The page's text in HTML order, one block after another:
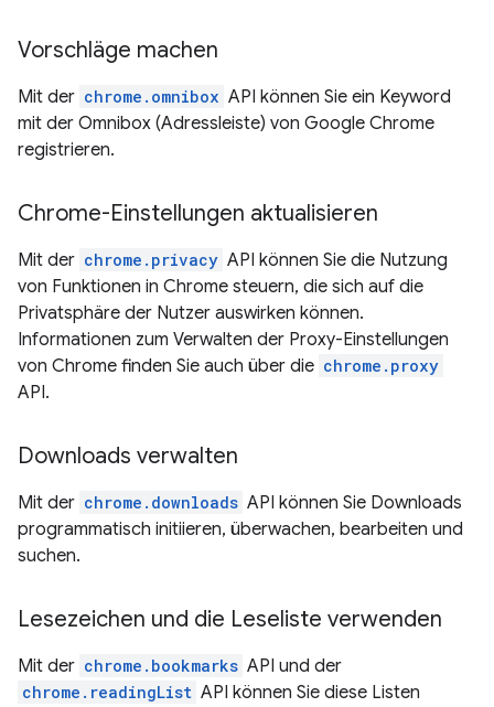
Vorschläge machen
Mit der chrome.omnibox API können Sie ein Keyword
mit der Omnibox (Adressleiste) von Google Chrome
registrieren.
Chrome-Einstellungen aktualisieren
Mit der chrome.privacy API können Sie die Nutzung
von Funktionen in Chrome steuern, die sich auf die
Privatsphäre der Nutzer auswirken können.
Informationen zum Verwalten der Proxy-Einstellungen
von Chrome finden Sie auch über die chrome.proxy
API.
Downloads verwalten
Mit der chrome.downloads API können Sie Downloads
programmatisch initiieren, überwachen, bearbeiten und
suchen.
Lesezeichen und die Leseliste verwenden
Mit der chrome.bookmarks API und der
chrome.readingList API können Sie diese Listen